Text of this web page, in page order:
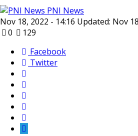
PNI News
Nov 18, 2022 - 14:16 Updated: Nov
0
129
Facebook
Twitter